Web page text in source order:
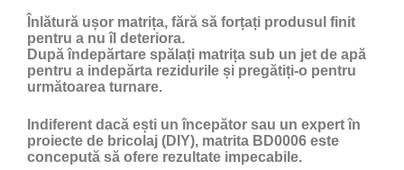
Înlătură ușor matrița, fără să forțați produsul finit
pentru a nu îl deteriora.
După îndepărtare spălați matrița sub un jet de apă
pentru a indepărta rezidurile și pregătiți-o pentru
următoarea turnare.
Indiferent dacă ești un începător sau un expert în
proiecte de bricolaj (DIY), matrita BD0006 este
concepută să ofere rezultate impecabile.